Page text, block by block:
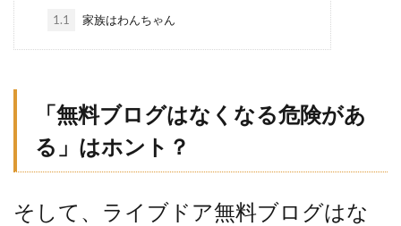
1.1 家族はわんちゃん
「無料ブログはなくなる危険があ
る」はホント？
そして、ライブドア無料ブログはな